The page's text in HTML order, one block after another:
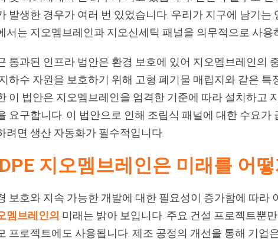
발생한 경우가 여러 번 있었습니다. 우리가 지구에 남기
서는 지오멤브레인과 지오신세틱 패널을 의무적으로 사용
통과된 인프라 법안은 환경 보호에 있어 지오멤브레인의
하수 자원을 보호하기 위해 고형 폐기물 매립지와 같은
이 법안은 지오멤브레인을 엄격한 기준에 따라 설치하고
요구합니다. 이 법안으로 인해 조립식 패널에 대한 수요
려면 생산 자동화가 필수적입니다.
지오멤브레인은 미래를 어
보호와 지속 가능한 개발에 대한 필요성이 증가함에 따라
멤브레인의 미래는 밝아 보입니다. 주요 건설 프로젝트뿐
프로젝트에도 사용됩니다. 제조 공정의 개선을 통해 기업